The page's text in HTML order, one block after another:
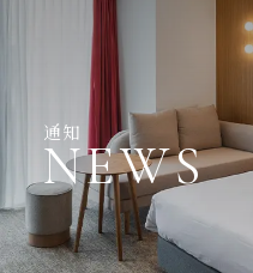
通知
NEWS